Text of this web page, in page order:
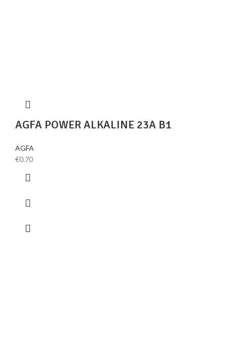
AGFA POWER ALKALINE 23A B1
AGFA
€0.70